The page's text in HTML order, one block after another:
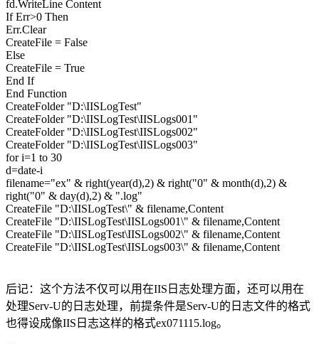
fd.WriteLine Content
If Err>0 Then
Err.Clear
CreateFile = False
Else
CreateFile = True
End If
End Function
CreateFolder "D:\IISLogTest"
CreateFolder "D:\IISLogTest\IISLogs001"
CreateFolder "D:\IISLogTest\IISLogs002"
CreateFolder "D:\IISLogTest\IISLogs003"
for i=1 to 30
d=date-i
filename="ex" & right(year(d),2) & right("0" & month(d),2) &
right("0" & day(d),2) & ".log"
CreateFile "D:\IISLogTest\" & filename,Content
CreateFile "D:\IISLogTest\IISLogs001\" & filename,Content
CreateFile "D:\IISLogTest\IISLogs002\" & filename,Content
CreateFile "D:\IISLogTest\IISLogs003\" & filename,Content
后记：这个方法不仅可以用在IIS日志处理方面，还可以用在
处理Serv-U的日志处理，前提条件是Serv-U的日志文件的格式
也得设成像IIS日志这样的格式ex071115.log。